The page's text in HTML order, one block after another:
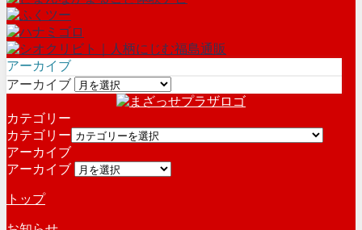
アーカイブ
アーカイブ
カテゴリー
カテゴリー
アーカイブ
アーカイブ
トップ